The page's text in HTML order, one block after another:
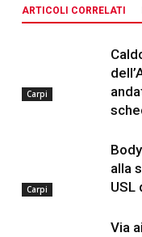
ARTICOLI CORRELATI
Carpi
Carpi
alla
USL
Via